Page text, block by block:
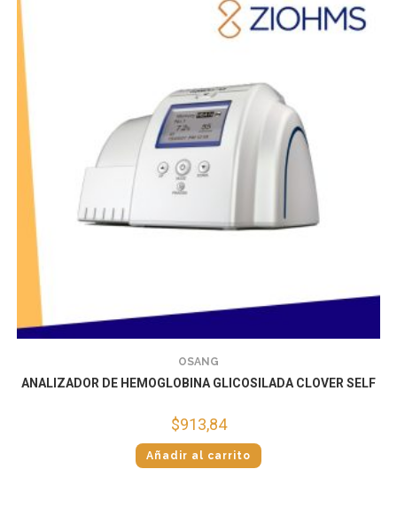
OSANG
ANALIZADOR DE HEMOGLOBINA GLICOSILADA CLOVER SELF
$913,84
Añadir al carrito